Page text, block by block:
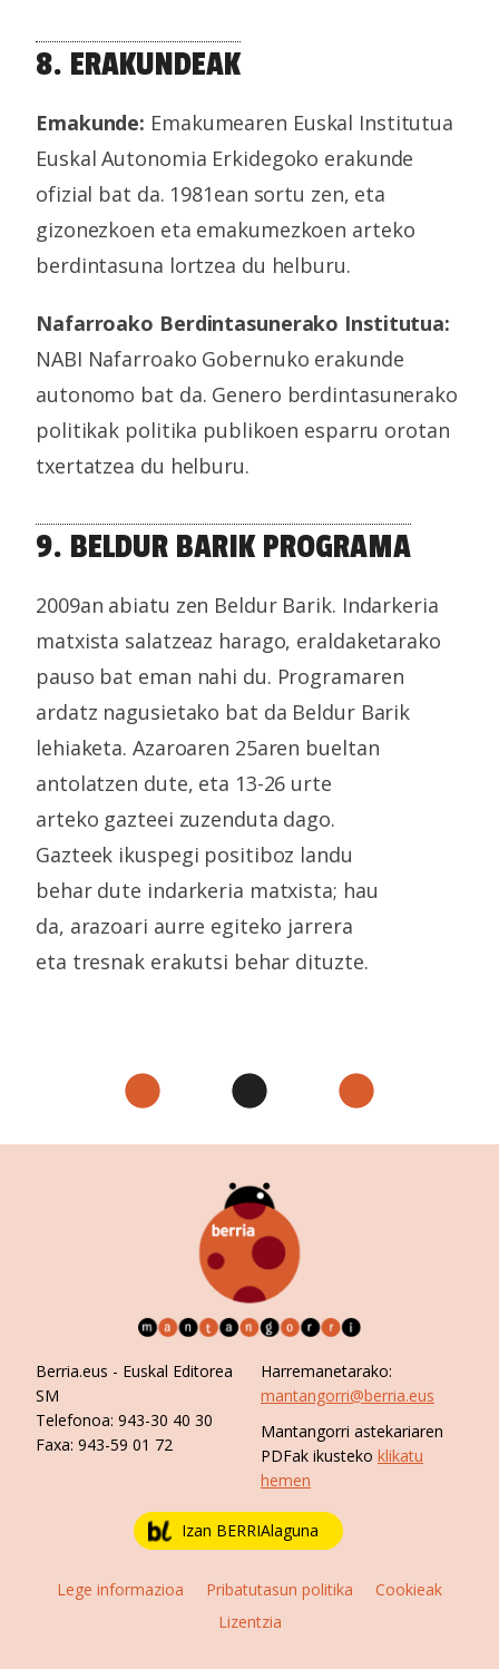
8. ERAKUNDEAK
Emakunde: Emakumearen Euskal Institutua
Euskal Autonomia Erkidegoko erakunde
ofizial bat da. 1981ean sortu zen, eta
gizonezkoen eta emakumezkoen arteko
berdintasuna lortzea du helburu.
Nafarroako Berdintasunerako Institutua:
NABI Nafarroako Gobernuko erakunde
autonomo bat da. Genero berdintasunerako
politikak politika publikoen esparru orotan
txertatzea du helburu.
9. BELDUR BARIK PROGRAMA
2009an abiatu zen Beldur Barik. Indarkeria
matxista salatzeaz harago, eraldaketarako
pauso bat eman nahi du. Programaren
ardatz nagusietako bat da Beldur Barik
lehiaketa. Azaroaren 25aren bueltan
antolatzen dute, eta 13-26 urte
arteko gazteei zuzenduta dago.
Gazteek ikuspegi positiboz landu
behar dute indarkeria matxista; hau
da, arazoari aurre egiteko jarrera
eta tresnak erakutsi behar dituzte.
Berria.eus - Euskal Editorea
SM
Telefonoa: 943-30 40 30
Faxa: 943-59 01 72
Harremanetarako:
mantangorri@berria.eus
Mantangorri astekariaren
PDFak ikusteko klikatu
hemen
Izan BERRIAlaguna
Lege informazioa Pribatutasun politika
Cookieak
Lizentzia